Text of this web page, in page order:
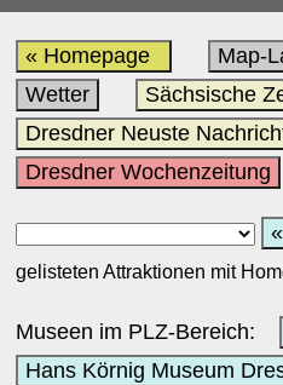
« Homepage Map-
Wetter
Sächsische
Dresdner Neuste
Dresdner Wochenzeitung
gelisteten Attraktionen mit
Museen im PLZ-Bereich:
Hans Körnig Museum